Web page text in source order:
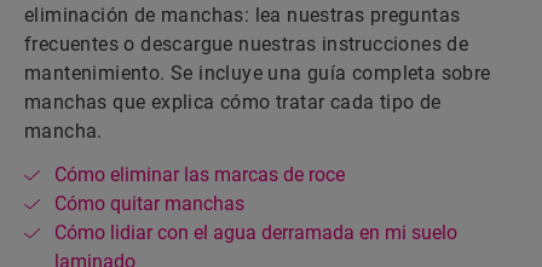
eliminación de manchas: lea nuestras preguntas
frecuentes o descargue nuestras instrucciones de
mantenimiento. Se incluye una guía completa sobre
manchas que explica cómo tratar cada tipo de
mancha.
Cómo eliminar las marcas de roce
Cómo quitar manchas
Cómo lidiar con el agua derramada en mi suelo
laminado